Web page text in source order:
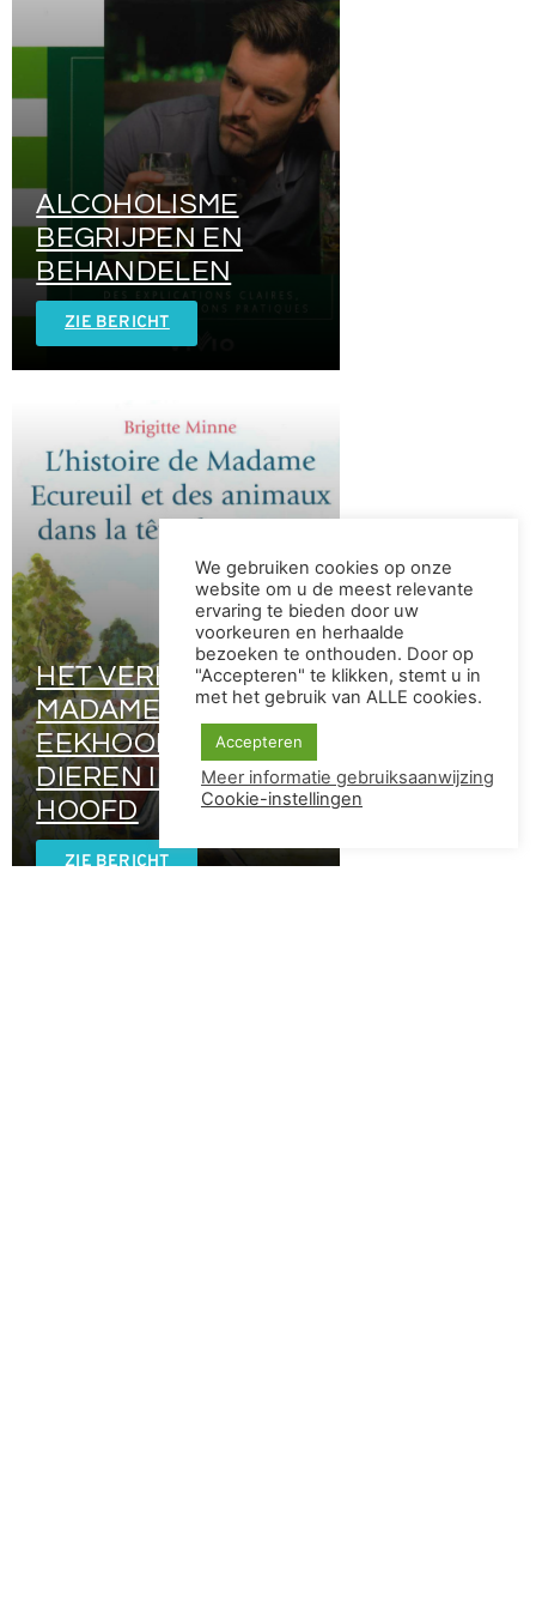
ALCOHOLISME
BEGRIJPEN EN
BEHANDELEN
ZIE BERICHT
HET VERHAAL VAN
MADAME
EEKHOORN EN DE
DIEREN IN MAMA'S
HOOFD
ZIE BERICHT
We gebruiken cookies op onze
website om u de meest relevante
ervaring te bieden door uw
voorkeuren en herhaalde
bezoeken te onthouden. Door op
"Accepteren" te klikken, stemt u in
met het gebruik van ALLE cookies.
Accepteren
Meer informatie gebruiksaanwijzing
Cookie-instellingen